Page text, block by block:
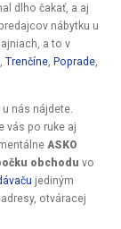
dlho čakať, a aj
nábytku u
a to v
, Trenčíne, Poprade,
nás nájdete.
vás po ruke aj
ASKO
obchodu vo
jediným
otváracej